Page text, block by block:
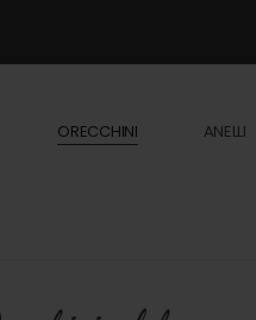
ORECCHINI ANELLI